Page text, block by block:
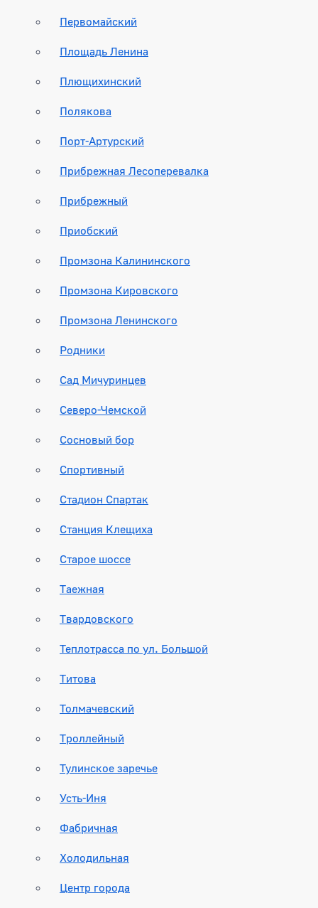
Первомайский
Площадь Ленина
Плющихинский
Полякова
Порт-Артурский
Прибрежная Лесоперевалка
Прибрежный
Приобский
Промзона Калининского
Промзона Кировского
Промзона Ленинского
Родники
Сад Мичуринцев
Северо-Чемской
Сосновый бор
Спортивный
Стадион Спартак
Станция Клещиха
Старое шоссе
Таежная
Твардовского
Теплотрасса по ул. Большой
Титова
Толмачевский
Троллейный
Тулинское заречье
Усть-Иня
Фабричная
Холодильная
Центр города